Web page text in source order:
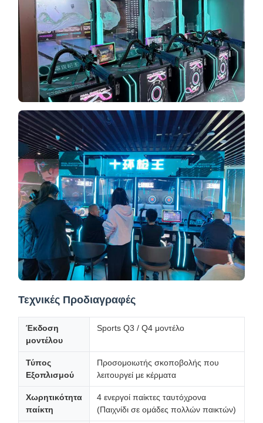
Τεχνικές Προδιαγραφές
Έκδοση
μοντέλου
Sports Q3 / Q4 μοντέλο
Τύπος
Εξοπλισμού
Προσομοιωτής σκοποβολής που
λειτουργεί με κέρματα
Χωρητικότητα
παίκτη
4 ενεργοί παίκτες ταυτόχρονα
(Παιχνίδι σε ομάδες πολλών παικτών)